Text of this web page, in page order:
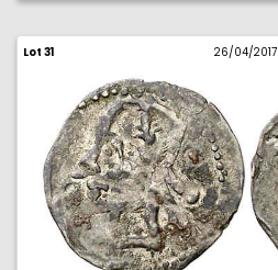
Lot 31 26/04/2017